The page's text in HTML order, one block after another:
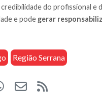
do profissional e
e pode gerar
Região Serrana